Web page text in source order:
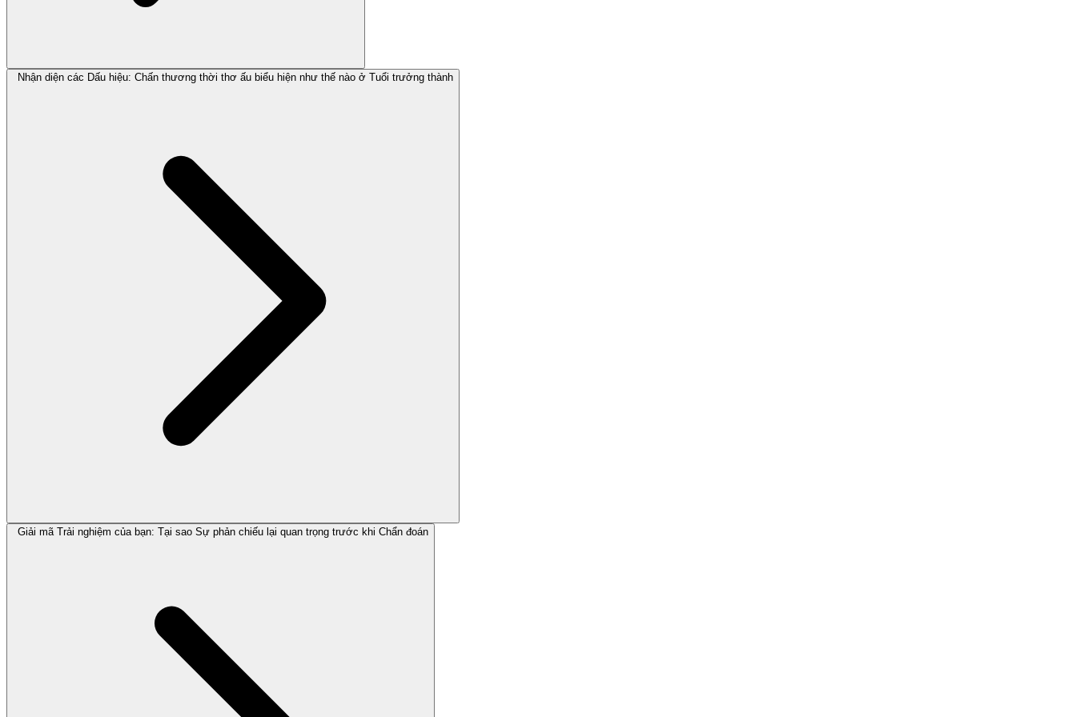
Nhận diện các Dấu hiệu: Chấn thương thời thơ ấu biểu hiện như thế nào ở Tuổi trưởng thành
Giải mã Trải nghiệm của bạn: Tại sao Sự phản chiếu lại quan trọng trước khi Chẩn đoán